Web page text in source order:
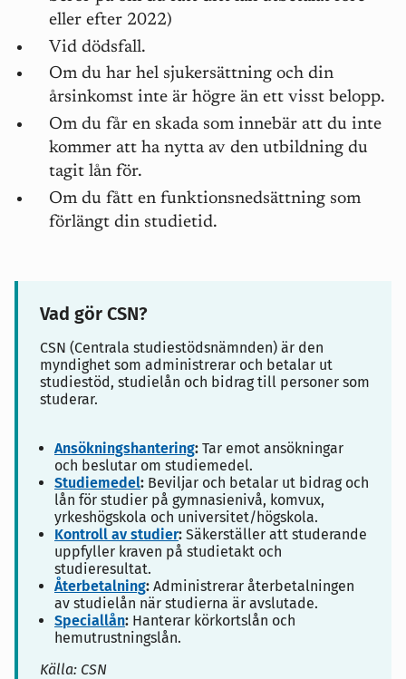
eller efter 2022)
Vid dödsfall.
Om du har hel sjukersättning och din
årsinkomst inte är högre än ett visst belopp.
Om du får en skada som innebär att du inte
kommer att ha nytta av den utbildning du
tagit lån för.
Om du fått en funktionsnedsättning som
förlängt din studietid.
Vad gör CSN?
CSN (Centrala studiestödsnämnden) är den
myndighet som administrerar och betalar ut
studiestöd, studielån och bidrag till personer som
studerar.
Ansökningshantering: Tar emot ansökningar
och beslutar om studiemedel.
Studiemedel: Beviljar och betalar ut bidrag och
lån för studier på gymnasienivå, komvux,
yrkeshögskola och universitet/högskola.
Kontroll av studier: Säkerställer att studerande
uppfyller kraven på studietakt och
studieresultat.
Återbetalning: Administrerar återbetalningen
av studielån när studierna är avslutade.
Speciallån: Hanterar körkortslån och
hemutrustningslån.
Källa: CSN